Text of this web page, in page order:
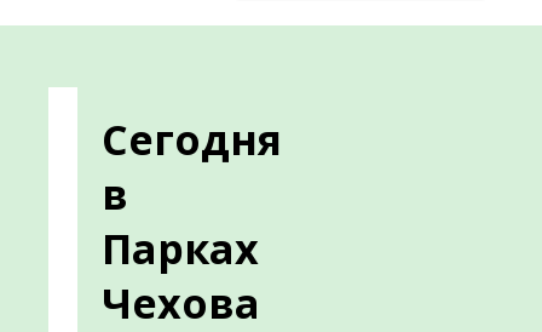
Сегодня
в
Парках
Чехова